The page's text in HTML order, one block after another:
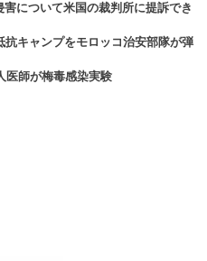
について米国の裁判所に提訴でき
キャンプをモロッコ治安部隊が弾
医師が梅毒感染実験